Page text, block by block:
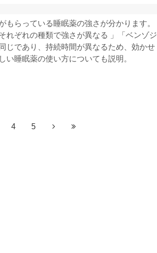
もらっている睡眠薬の強さが分かります。
れぞれの種類で強さが異なる 」「ベンゾジ
じであり、持続時間が異なるため、効かせ
い睡眠薬の使い方についても説明。
4 5